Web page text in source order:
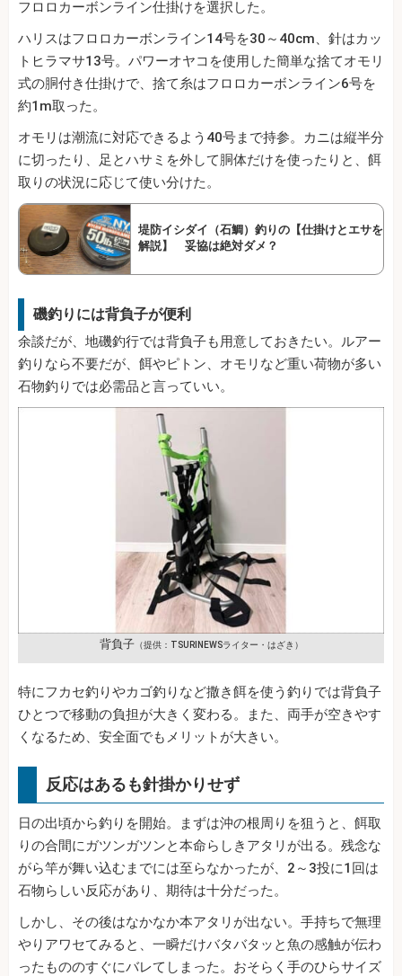
フロロカーボンライン仕掛けを選択した。
ハリスはフロロカーボンライン14号を30～40cm、針はカッ
トヒラマサ13号。パワーオヤコを使用した簡単な捨てオモリ
式の胴付き仕掛けで、捨て糸はフロロカーボンライン6号を
約1m取った。
オモリは潮流に対応できるよう40号まで持参。カニは縦半分
に切ったり、足とハサミを外して胴体だけを使ったりと、餌
取りの状況に応じて使い分けた。
堤防イシダイ（石鯛）釣りの【仕掛けとエサを
解説】 妥協は絶対ダメ？
磯釣りには背負子が便利
余談だが、地磯釣行では背負子も用意しておきたい。ルアー
釣りなら不要だが、餌やピトン、オモリなど重い荷物が多い
石物釣りでは必需品と言っていい。
背負子（提供：TSURINEWSライター・はざき）
特にフカセ釣りやカゴ釣りなど撒き餌を使う釣りでは背負子
ひとつで移動の負担が大きく変わる。また、両手が空きやす
くなるため、安全面でもメリットが大きい。
反応はあるも針掛かりせず
日の出頃から釣りを開始。まずは沖の根周りを狙うと、餌取
りの合間にガツンガツンと本命らしきアタリが出る。残念な
がら竿が舞い込むまでには至らなかったが、2～3投に1回は
石物らしい反応があり、期待は十分だった。
しかし、その後はなかなか本アタリが出ない。手持ちで無理
やりアワセてみると、一瞬だけバタバタッと魚の感触が伝わ
ったもののすぐにバレてしまった。おそらく手のひらサイズ